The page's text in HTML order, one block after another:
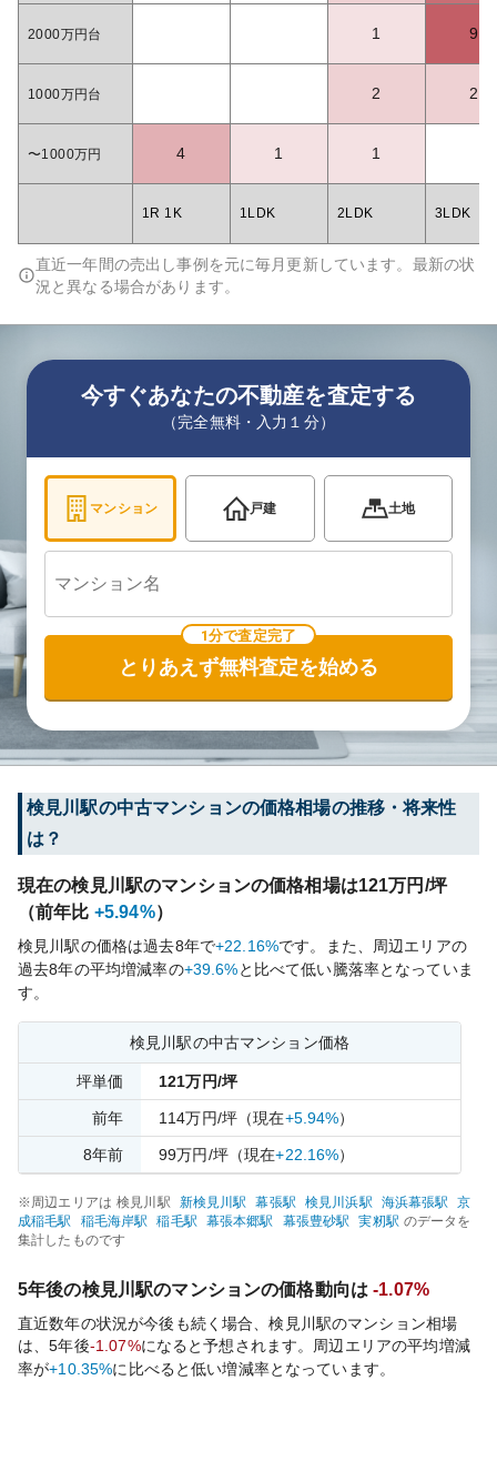
2000万円台 1 9
1000万円台 2 2
〜1000万円 4 1 1
1R 1K 1LDK 2LDK 3LDK
直近一年間の売出し事例を元に毎月更新しています。最新の状
況と異なる場合があります。
今すぐあなたの不動産を査定する
（完全無料・入力１分）
マンション 戸建 土地
1分で査定完了
とりあえず無料査定を始める
検見川駅の中古マンションの価格相場の推移・将来性
は？
現在の検見川駅のマンションの価格相場は121万円/坪
（前年比 +5.94%）
検見川駅の価格は過去8年で+22.16%です。
また、周辺エリアの
過去8年の平均増減率の+39.6%と比べて低い騰落率となっていま
す。
検見川駅の中古マンション価格
坪単価 121万円/坪
前年 114万円/坪 （現在+5.94%）
8年前 99万円/坪（現在+22.16%）
※周辺エリアは 検見川 駅 新検見川駅 幕張駅 検見川浜駅 海浜幕張駅
京
成稲毛駅 稲毛海岸駅 稲毛駅 幕張本郷駅 幕張豊砂駅 実籾駅 のデータを
集計したものです
5年後の検見川駅のマンションの価格動向は -1.07%
直近数年の状況が今後も続く場合、検見川 駅のマンション相場
は、5年後-1.07%になると予想されます。周辺エリアの平均増減
率が+10.35%に比べると低い増減率となっています。